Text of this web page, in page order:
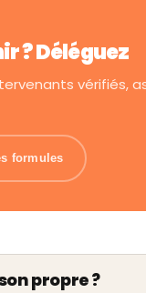
? Déléguez
vérifiés,
formules
propre ?